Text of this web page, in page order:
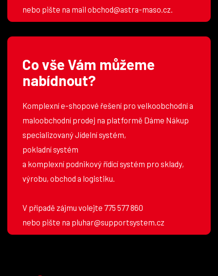
nebo pište na mail obchod@astra-maso.cz.
Co vše Vám můžeme
nabídnout?
Komplexní e-shopové řešení pro velkoobchodní a
maloobchodní prodej na platformě Dáme Nákup
specializovaný Jídelní systém,
pokladní systém
a komplexní podnikový řídící systém pro sklady,
výrobu, obchod a logistiku.
V případě zájmu volejte 775 577 860
nebo pište na pluhar@supportsystem.cz